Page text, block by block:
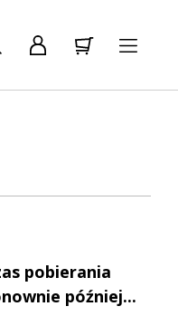
pobierania
później...